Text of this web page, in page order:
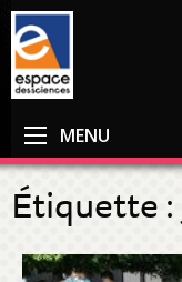
MENU
Étiquette :